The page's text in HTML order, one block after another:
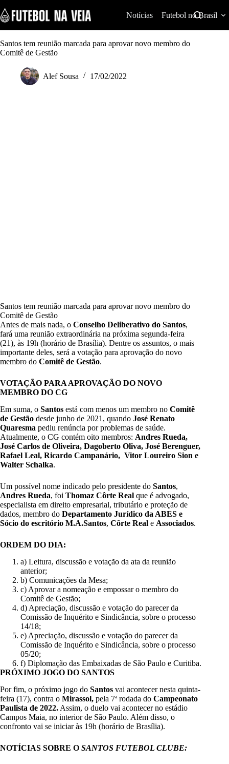
k
i
p
t
o
Notícias Futebol no Brasil
Santos tem reunião marcada para aprovar novo membro do
Comitê de Gestão
Alef Sousa 17/02/2022
Santos tem reunião marcada para aprovar novo membro do
Comitê de Gestão
Antes de mais nada, o Conselho Deliberativo do Santos,
fará uma reunião extraordinária na próxima segunda-feira
(21), às 19h (horário de Brasília). Dentre os assuntos, o mais
importante deles, será a votação para aprovação do novo
membro do Comitê de Gestão.
VOTAÇÃO PARA APROVAÇÃO DO NOVO
MEMBRO DO CG
Em suma, o Santos está com menos um membro no Comitê
de Gestão desde junho de 2021, quando José Renato
Quaresma pediu renúncia por problemas de saúde.
Atualmente, o CG contém oito membros: Andres Rueda,
José Carlos de Oliveira, Dagoberto Oliva, José Berenguer,
Rafael Leal, Ricardo Campanário, Vitor Loureiro Sion e
Walter Schalka.
Um possível nome indicado pelo presidente do Santos,
Andres Rueda, foi Thomaz Côrte Real que é advogado,
especialista em direito empresarial, tributário e proteção de
dados, membro do Departamento Jurídico da ABES e
Sócio do escritório M.A.Santos, Côrte Real e Associados.
ORDEM DO DIA:
a) Leitura, discussão e votação da ata da reunião
anterior;
b) Comunicações da Mesa;
c) Aprovar a nomeação e empossar o membro do
Comitê de Gestão;
d) Apreciação, discussão e votação do parecer da
Comissão de Inquérito e Sindicância, sobre o processo
14/18;
e) Apreciação, discussão e votação do parecer da
Comissão de Inquérito e Sindicância, sobre o processo
05/20;
f) Diplomação das Embaixadas de São Paulo e Curitiba.
PRÓXIMO JOGO DO SANTOS
Por fim, o próximo jogo do Santos vai acontecer nesta quinta-
feira (17), contra o Mirassol, pela 7ª rodada do Campeonato
Paulista de 2022. Assim, o duelo vai acontecer no estádio
Campos Maia, no interior de São Paulo. Além disso, o
confronto vai se iniciar às 19h (horário de Brasília).
NOTÍCIAS SOBRE O SANTOS FUTEBOL CLUBE: